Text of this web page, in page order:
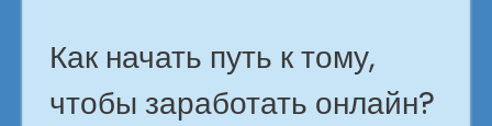
Как начать путь к тому,
чтобы заработать онлайн?